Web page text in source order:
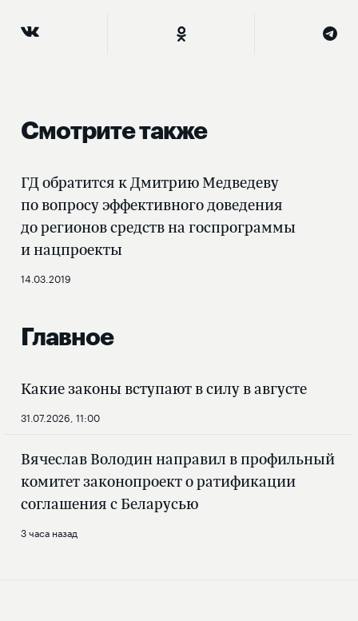
Смотрите также
ГД обратится к Дмитрию Медведеву
по вопросу эффективного доведения
до регионов средств на госпрограммы
и нацпроекты
14.03.2019
Главное
Какие законы вступают в силу в августе
31.07.2026, 11:00
Вячеслав Володин направил в профильный
комитет законопроект о ратификации
соглашения с Беларусью
3 часа назад